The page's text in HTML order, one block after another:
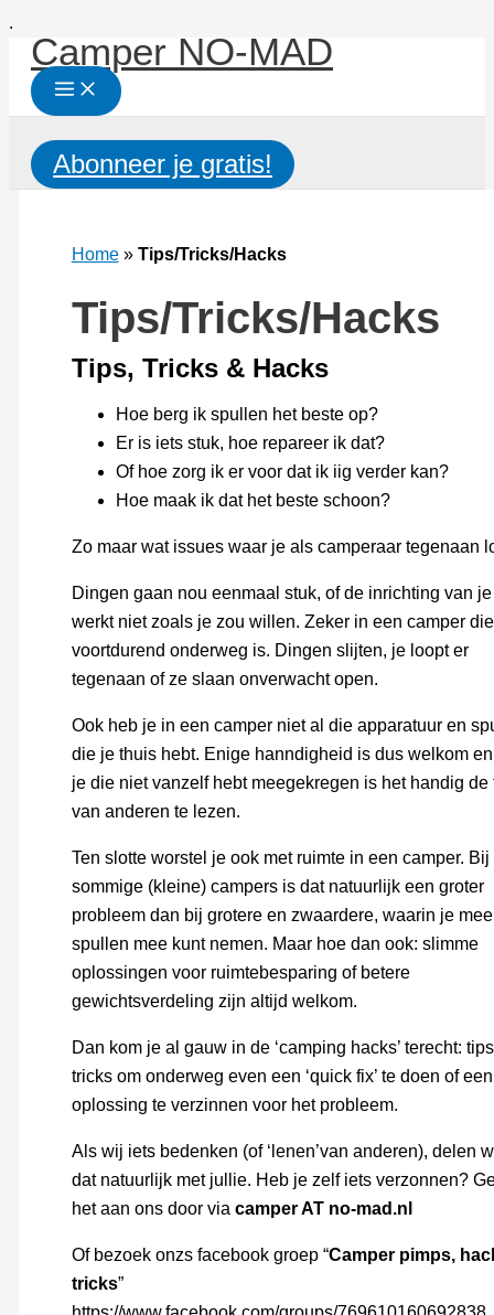
.
naar
inhoud
Camper NO-MAD
Abonneer je gratis!
Home» Tips/Tricks/Hacks
Tips/Tricks/Hacks
Tips, Tricks & Hacks
Hoe berg ik spullen het beste op?
Er is iets stuk, hoe repareer ik dat?
Of hoe zorg ik er voor dat ik iig verder kan?
Hoe maak ik dat het beste schoon?
Zo maar wat issues waar je als camperaar tegenaan
Dingen gaan nou eenmaal stuk, of de inrichting van
werkt niet zoals je zou willen. Zeker in een camper die
voortdurend onderweg is. Dingen slijten, je loopt er
tegenaan of ze slaan onverwacht open.
Ook heb je in een camper niet al die apparatuur en
die je thuis hebt. Enige hanndigheid is dus welkom
je die niet vanzelf hebt meegekregen is het handig de
van anderen te lezen.
Ten slotte worstel je ook met ruimte in een camper. Bij
sommige (kleine) campers is dat natuurlijk een groter
probleem dan bij grotere en zwaardere, waarin je
spullen mee kunt nemen. Maar hoe dan ook: slimme
oplossingen voor ruimtebesparing of betere
gewichtsverdeling zijn altijd welkom.
Dan kom je al gauw in de ‘camping hacks’ terecht:
tricks om onderweg even een ‘quick fix’ te doen of een
oplossing te verzinnen voor het probleem.
Als wij iets bedenken (of ‘lenen’van anderen), delen
dat natuurlijk met jullie. Heb je zelf iets verzonnen?
het aan ons door via camper AT no-mad.nl
Of bezoek onzs facebook groep “Camper pimps,
tricks”